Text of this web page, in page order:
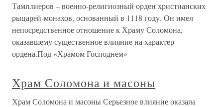
Тамплиеров – военно-религиозный орден христианских
рыцарей-монахов, основанный в 1118 году. Он имел
непосредственное отношение к Храму Соломона,
оказавшему существенное влияние на характер
ордена.Под «Храмом Господнем»
Храм Соломона и масоны
Храм Соломона и масоны Серьезное влияние оказала